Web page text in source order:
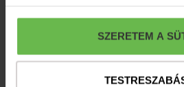
SZERETEM A